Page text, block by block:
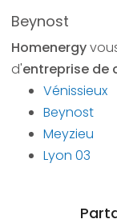
Beynost
Homenergy
d'entreprise de
Vénissieux
Beynost
Meyzieu
Lyon 03